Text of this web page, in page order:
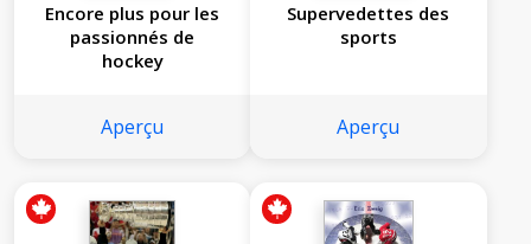
Encore plus pour les
passionnés de
hockey
Aperçu
Supervedettes des
sports
Aperçu